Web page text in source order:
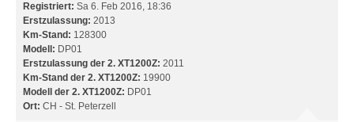
Registriert: Sa 6. Feb 2016, 18:36
Erstzulassung: 2013
Km-Stand: 128300
Modell: DP01
Erstzulassung der 2. XT1200Z: 2011
Km-Stand der 2. XT1200Z: 19900
Modell der 2. XT1200Z: DP01
Ort: CH - St. Peterzell